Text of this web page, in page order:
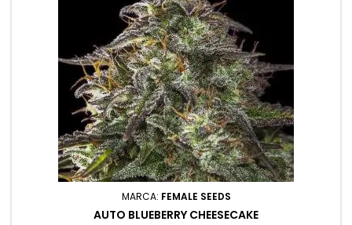
MARCA: FEMALE SEEDS
AUTO BLUEBERRY CHEESECAKE